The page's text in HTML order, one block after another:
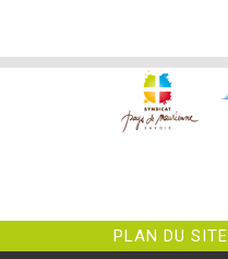
PLAN DU SITE